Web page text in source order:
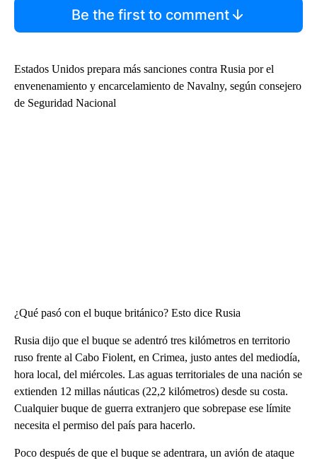
Be the first to comment
Estados Unidos prepara más sanciones contra Rusia por el
envenenamiento y encarcelamiento de Navalny, según consejero
de Seguridad Nacional
¿Qué pasó con el buque británico? Esto dice Rusia
Rusia dijo que el buque se adentró tres kilómetros en territorio
ruso frente al Cabo Fiolent, en Crimea, justo antes del mediodía,
hora local, del miércoles. Las aguas territoriales de una nación se
extienden 12 millas náuticas (22,2 kilómetros) desde su costa.
Cualquier buque de guerra extranjero que sobrepase ese límite
necesita el permiso del país para hacerlo.
Poco después de que el buque se adentrara, un avión de ataque